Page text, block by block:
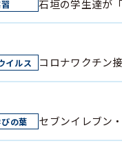
石垣の学生達が
コロナワクチン
セブンイレブン